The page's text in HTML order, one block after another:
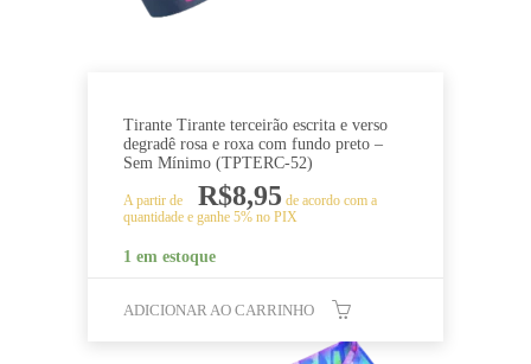
Tirante Tirante terceirão escrita e verso
degradê rosa e roxa com fundo preto –
Sem Mínimo (TPTERC-52)
A partir de R$8,95 de acordo com a
quantidade e ganhe 5% no PIX
1 em estoque
ADICIONAR AO CARRINHO